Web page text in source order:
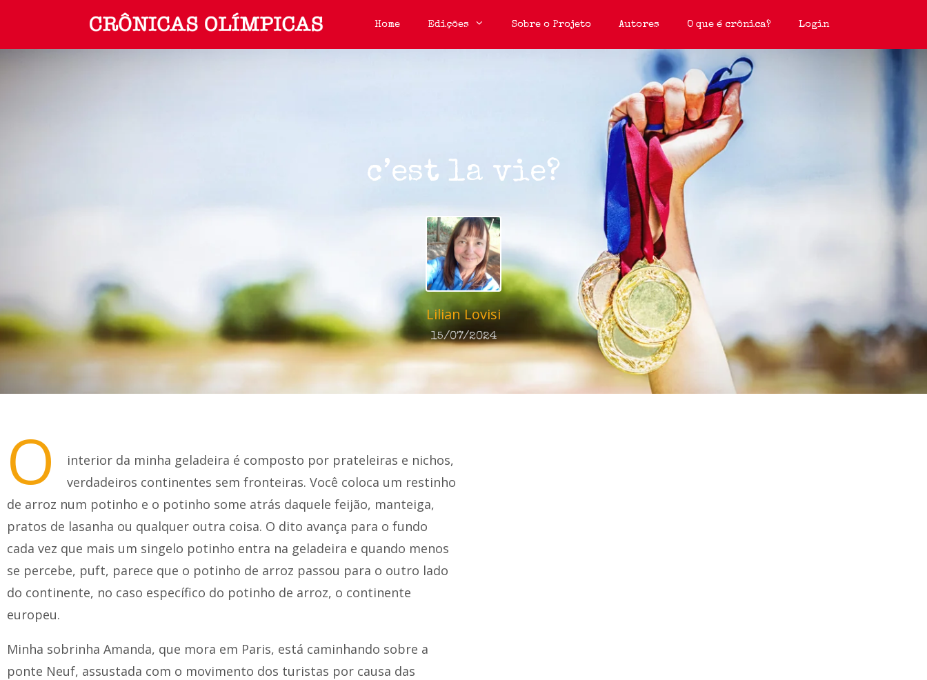
Home Edições Sobre o Projeto Autores O que é crônica? Login
c’est la vie?
Lilian Lovisi
15/07/2024
O
interior da minha geladeira é composto por prateleiras e nichos,
verdadeiros continentes sem fronteiras. Você coloca um restinho
de arroz num potinho e o potinho some atrás daquele feijão, manteiga,
pratos de lasanha ou qualquer outra coisa. O dito avança para o fundo
cada vez que mais um singelo potinho entra na geladeira e quando menos
se percebe, puft, parece que o potinho de arroz passou para o outro lado
do continente, no caso específico do potinho de arroz, o continente
europeu.
Minha sobrinha Amanda, que mora em Paris, está caminhando sobre a
ponte Neuf, assustada com o movimento dos turistas por causa das